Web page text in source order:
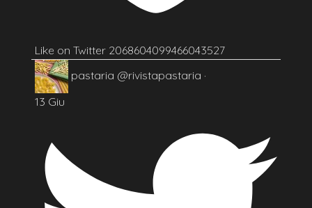
Like on Twitter 2068604099466043527
pastaria @rivistapastaria ·
13 Giu